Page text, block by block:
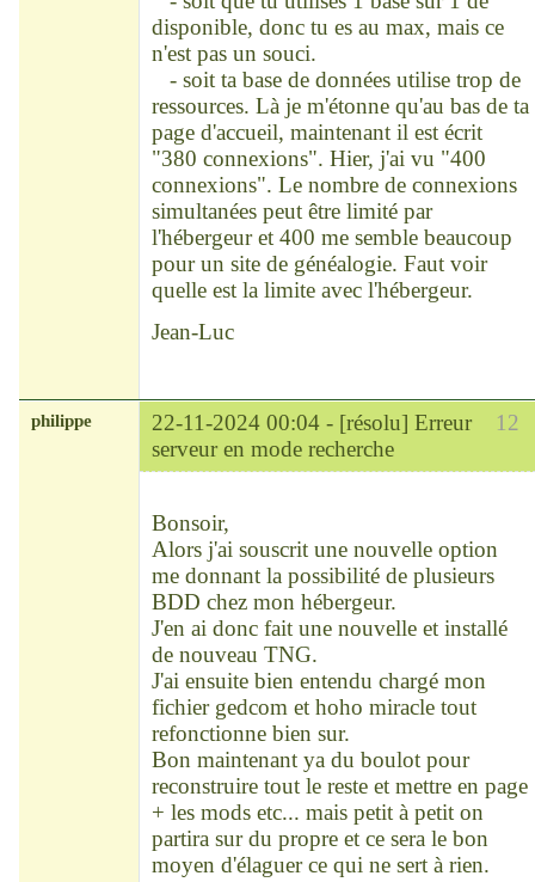
disponible, donc tu es au max, mais ce
n'est pas un souci.
- soit ta base de données utilise trop de
ressources. Là je m'étonne qu'au bas de ta
page d'accueil, maintenant il est écrit
"380 connexions". Hier, j'ai vu "400
connexions". Le nombre de connexions
simultanées peut être limité par
l'hébergeur et 400 me semble beaucoup
pour un site de généalogie. Faut voir
quelle est la limite avec l'hébergeur.
Jean-Luc
12
philippe 22-11-2024 00:04 - [résolu] Erreur
serveur en mode recherche
Bonsoir,
Alors j'ai souscrit une nouvelle option
me donnant la possibilité de plusieurs
BDD chez mon hébergeur.
J'en ai donc fait une nouvelle et installé
de nouveau TNG.
J'ai ensuite bien entendu chargé mon
fichier gedcom et hoho miracle tout
refonctionne bien sur.
Bon maintenant ya du boulot pour
reconstruire tout le reste et mettre en page
+ les mods etc... mais petit à petit on
partira sur du propre et ce sera le bon
moyen d'élaguer ce qui ne sert à rien.